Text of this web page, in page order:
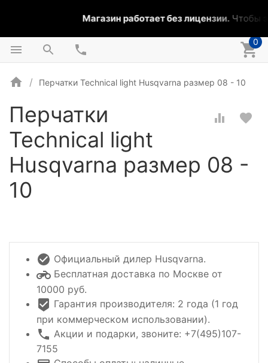
Магазин работает без лицензии.Чтобы
0
Перчатки Technical light Husqvarna размер 08 - 10
Перчатки
Technical light
Husqvarna размер 08 -
10
Официальный дилер Husqvarna.
Бесплатная доставка по Москве от
10000 руб.
Гарантия производителя: 2 года (1 год
при коммерческом использовании).
Акции и подарки, звоните: +7(495)107-
7155